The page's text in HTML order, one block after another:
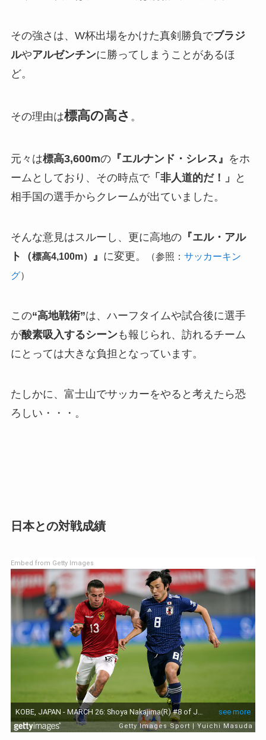
その強さは、W杯出場をかけた真剣勝負でブラジ
ルやアルゼンチンに勝ってしまうことがあるほ
ど。
その理由は標高の高さ 。
元々は標高3,600mの『エルナンド・シレス』 をホ
ームとしており、その時点で「非人道的だ！」
と
相手国の選手からクレームが出ていました。
そんな意見はスルーし、更に高地の『エル・アル
ト（標高4,100m） 』 に変更。 （参照： サッカーキン
グ）
この“高地戦術”は、ハーフタイムや試合後に選手
が酸素吸入するシーンも報じられ、訪れるチーム
にとっては大きな負担となっています。
たしかに、富士山でサッカーをやると考えたら恐
ろしい・・・。
日本との対戦成績
Embed from Getty Images